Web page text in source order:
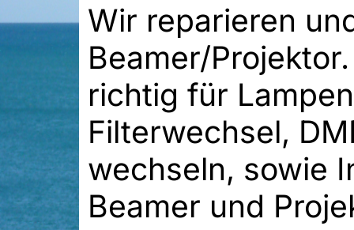
Wir reparieren
Beamer/
richtig für
Filterwechsel,
wechseln, sowie
Beamer und